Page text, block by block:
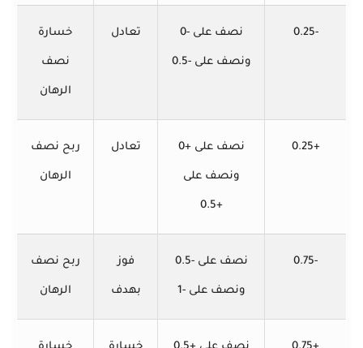
-0.25 نصف على -0
ونصف على -0.5
تعادل خسارة
نصف
الرهان
+0.25 نصف على +0
ونصف على
+0.5
تعادل ربح نصف
الرهان
-0.75 نصف على -0.5
ونصف على -1
فوز
بهدف
ربح نصف
الرهان